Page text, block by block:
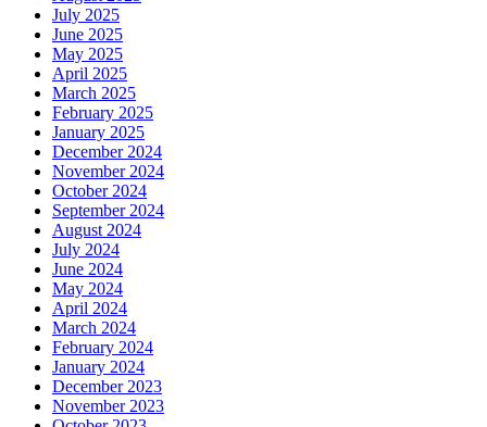
July 2025
June 2025
May 2025
April 2025
March 2025
February 2025
January 2025
December 2024
November 2024
October 2024
September 2024
August 2024
July 2024
June 2024
May 2024
April 2024
March 2024
February 2024
January 2024
December 2023
November 2023